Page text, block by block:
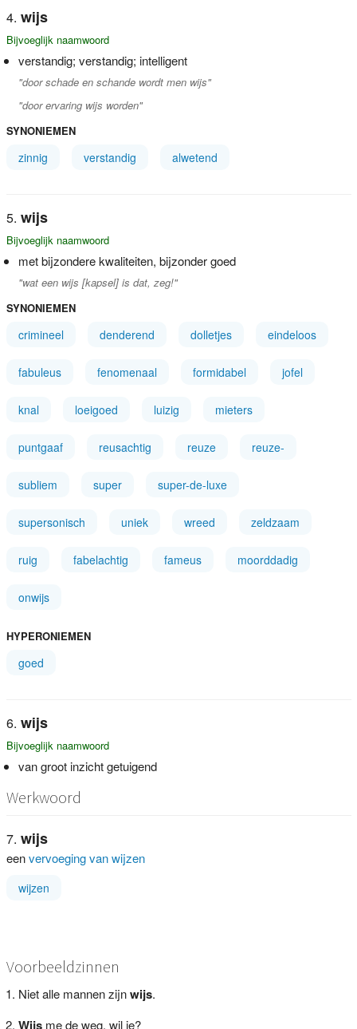
wijs
Bijvoeglijk naamwoord
verstandig; verstandig; intelligent
"door schade en schande wordt men wijs"
"door ervaring wijs worden"
SYNONIEMEN
zinnig verstandig alwetend
wijs
Bijvoeglijk naamwoord
met bijzondere kwaliteiten, bijzonder goed
"wat een wijs [kapsel] is dat, zeg!"
SYNONIEMEN
crimineel denderend dolletjes eindeloos
fabuleus fenomenaal formidabel jofel
knal loeigoed luizig mieters
puntgaaf reusachtig reuze reuze-
subliem super super-de-luxe
supersonisch uniek wreed zeldzaam
ruig fabelachtig fameus moorddadig
onwijs
HYPERONIEMEN
goed
wijs
Bijvoeglijk naamwoord
van groot inzicht getuigend
Werkwoord
wijs
eenvervoeging van wijzen
wijzen
Voorbeeldzinnen
Niet alle mannen zijnwijs.
Wijsme de weg, wil je?